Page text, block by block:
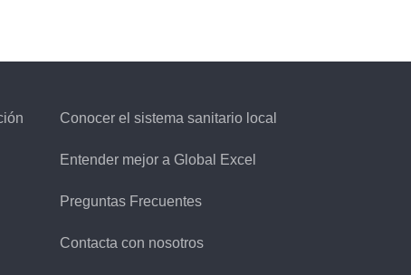
Conocer el sistema sanitario local
Entender mejor a Global Excel
Preguntas Frecuentes
Contacta con nosotros